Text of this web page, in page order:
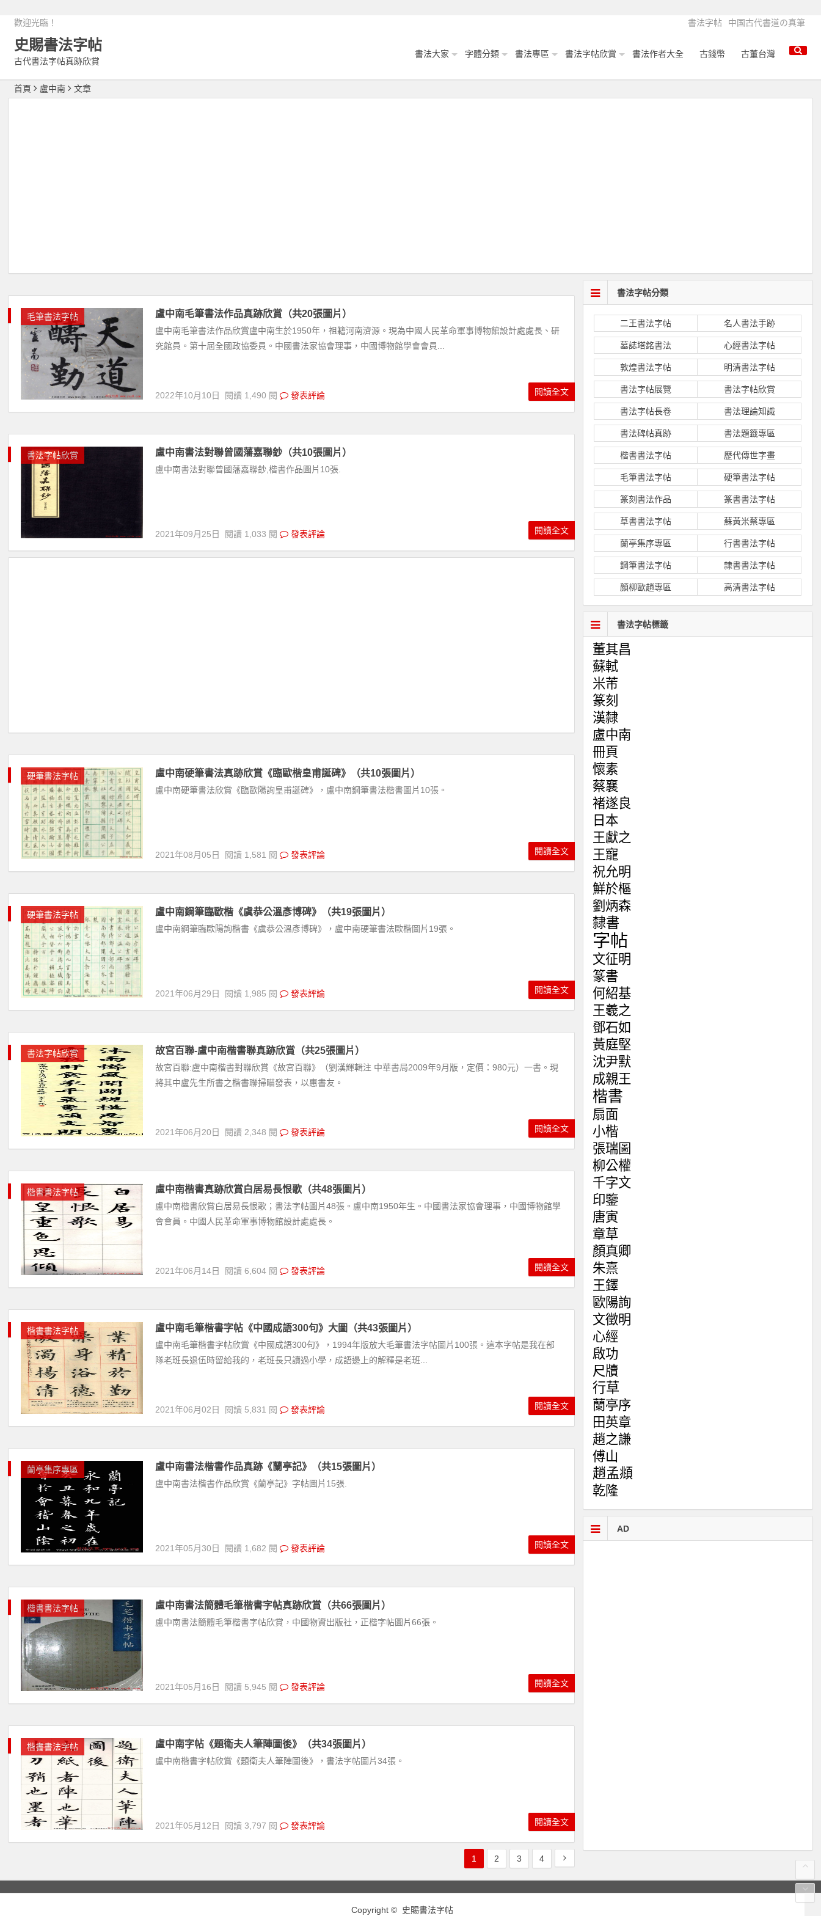
歡迎光臨！ 書法字帖 中国古代書道の真筆
史賜書法字帖
古代書法字帖真跡欣賞
書法大家 字體分類 書法專區 書法字帖欣賞 書法作者大全 古錢幣 古董台灣
首頁 盧中南 文章
毛筆書法字帖 盧中南毛筆書法作品真跡欣賞（共20張圖片）
盧中南毛筆書法作品欣賞盧中南生於1950年，祖籍河南濟源。現為中國人民革命軍事博物館設計處處長、研
究館員。第十屆全國政協委員。中國書法家協會理事，中國博物館學會會員...
2022年10月10日 閱讀 1,490 閱 發表評論 閱讀全文
書法字帖欣賞 盧中南書法對聯曾國藩嘉聯鈔（共10張圖片）
盧中南書法對聯曾國藩嘉聯鈔,楷書作品圖片10張.
2021年09月25日 閱讀 1,033 閱 發表評論 閱讀全文
硬筆書法字帖 盧中南硬筆書法真跡欣賞《臨歐楷皇甫誕碑》（共10張圖片）
盧中南硬筆書法欣賞《臨歐陽詢皇甫誕碑》，盧中南鋼筆書法楷書圖片10張。
2021年08月05日 閱讀 1,581 閱 發表評論 閱讀全文
硬筆書法字帖 盧中南鋼筆臨歐楷《虞恭公溫彥博碑》（共19張圖片）
盧中南鋼筆臨歐陽詢楷書《虞恭公溫彥博碑》，盧中南硬筆書法歐楷圖片19張。
2021年06月29日 閱讀 1,985 閱 發表評論 閱讀全文
書法字帖欣賞 故宮百聯-盧中南楷書聯真跡欣賞（共25張圖片）
故宮百聯:盧中南楷書對聯欣賞《故宮百聯》（劉漢輝輯注 中華書局2009年9月版，定價：980元）一書。現
將其中盧先生所書之楷書聯掃瞄發表，以惠書友。
2021年06月20日 閱讀 2,348 閱 發表評論 閱讀全文
楷書書法字帖 盧中南楷書真跡欣賞白居易長恨歌（共48張圖片）
盧中南楷書欣賞白居易長恨歌；書法字帖圖片48張。盧中南1950年生。中國書法家協會理事，中國博物館學
會會員。中國人民革命軍事博物館設計處處長。
2021年06月14日 閱讀 6,604 閱 發表評論 閱讀全文
楷書書法字帖 盧中南毛筆楷書字帖《中國成語300句》大圖（共43張圖片）
盧中南毛筆楷書字帖欣賞《中國成語300句》，1994年版放大毛筆書法字帖圖片100張。這本字帖是我在部
隊老班長退伍時留給我的，老班長只讀過小學，成語邊上的解釋是老班...
2021年06月02日 閱讀 5,831 閱 發表評論 閱讀全文
蘭亭集序專區 盧中南書法楷書作品真跡《蘭亭記》（共15張圖片）
盧中南書法楷書作品欣賞《蘭亭記》字帖圖片15張.
2021年05月30日 閱讀 1,682 閱 發表評論 閱讀全文
楷書書法字帖 盧中南書法簡體毛筆楷書字帖真跡欣賞（共66張圖片）
盧中南書法簡體毛筆楷書字帖欣賞，中國物資出版社，正楷字帖圖片66張。
2021年05月16日 閱讀 5,945 閱 發表評論 閱讀全文
楷書書法字帖 盧中南字帖《題衛夫人筆陣圖後》（共34張圖片）
盧中南楷書字帖欣賞《題衛夫人筆陣圖後》，書法字帖圖片34張。
2021年05月12日 閱讀 3,797 閱 發表評論 閱讀全文
1 2 3 4
書法字帖分類
二王書法字帖 名人書法手跡
墓誌塔銘書法 心經書法字帖
敦煌書法字帖 明清書法字帖
書法字帖展覽 書法字帖欣賞
書法字帖長卷 書法理論知識
書法碑帖真跡 書法題籤專區
楷書書法字帖 歷代傳世字畫
毛筆書法字帖 硬筆書法字帖
篆刻書法作品 篆書書法字帖
草書書法字帖 蘇黃米蔡專區
蘭亭集序專區 行書書法字帖
鋼筆書法字帖 隸書書法字帖
顏柳歐趙專區 高清書法字帖
書法字帖標籤
董其昌
蘇軾
米芾
篆刻
漢隸
盧中南
冊頁
懷素
蔡襄
褚遂良
日本
王獻之
王寵
祝允明
鮮於樞
劉炳森
隸書
字帖
文征明
篆書
何紹基
王羲之
鄧石如
黃庭堅
沈尹默
成親王
楷書
扇面
小楷
張瑞圖
柳公權
千字文
印鑒
唐寅
章草
顏真卿
朱熹
王鐸
歐陽詢
文徵明
心經
啟功
尺牘
行草
蘭亭序
田英章
趙之謙
傅山
趙孟頫
乾隆
AD
Copyright © 史賜書法字帖